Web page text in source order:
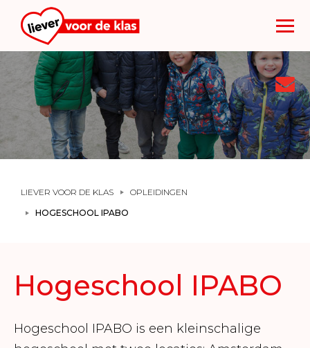
LIEVER VOOR DE KLAS
OPLEIDINGEN
HOGESCHOOL IPABO
Hogeschool IPABO
Hogeschool IPABO is een kleinschalige